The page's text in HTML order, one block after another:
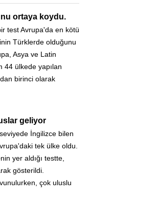
ortaya koydu.
test Avrupa'da en kötü
Türklerde olduğunu
Asya ve Latin
44 ülkede yapılan
birinci olarak
geliyor
İngilizce bilen
tek ülke oldu.
yer aldığı testte,
gösterildi.
çok uluslu